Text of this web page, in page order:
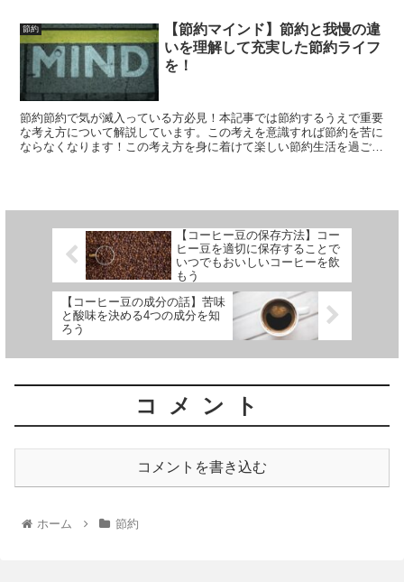
節約
【節約マインド】節約と我慢の違
いを理解して充実した節約ライフ
を！
節約節約で気が滅入っている方必見！本記事では節約するうえで重要
な考え方について解説しています。この考えを意識すれば節約を苦に
ならなくなります！この考え方を身に着けて楽しい節約生活を過ごし
【コーヒー豆の保存方法】コー
ヒー豆を適切に保存することで
いつでもおいしいコーヒーを飲
もう
【コーヒー豆の成分の話】苦味
と酸味を決める4つの成分を知
ろう
コメント
コメントを書き込む
ホーム 節約